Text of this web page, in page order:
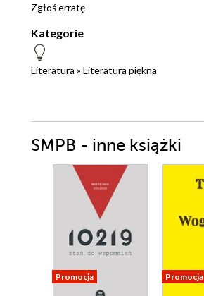
Zgłoś erratę
Kategorie
Literatura » Literatura piękna
SMPB - inne książki
Promocja Promocja